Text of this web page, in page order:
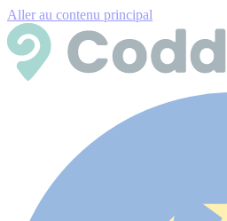
Aller au contenu principal